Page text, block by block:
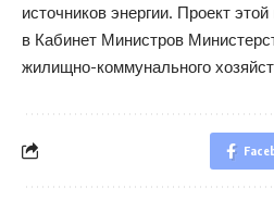
источников энергии. Проект
в Кабинет Министров
жилищно-коммунального